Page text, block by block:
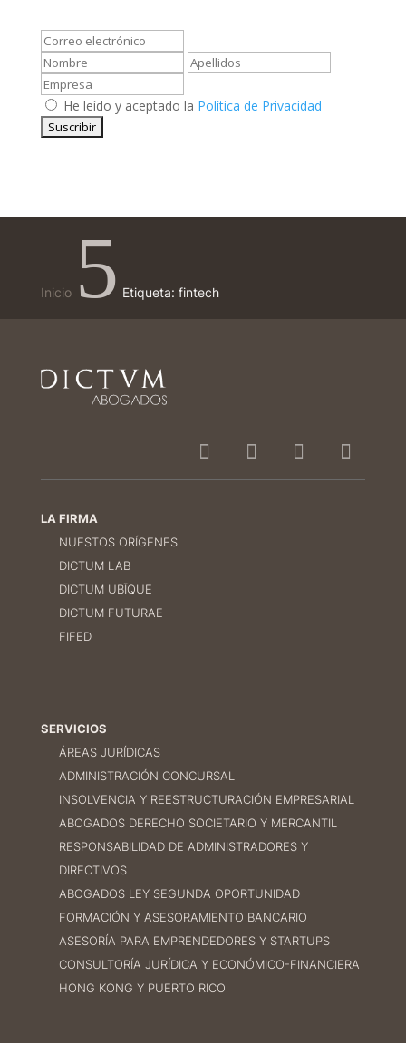
He leído y aceptado la Política de Privacidad
Inicio 5 Etiqueta: fintech
LA FIRMA
NUESTOS ORÍGENES
DICTUM LAB
DICTUM UBĪQUE
DICTUM FUTURAE
FIFED
SERVICIOS
ÁREAS JURÍDICAS
ADMINISTRACIÓN CONCURSAL
INSOLVENCIA Y REESTRUCTURACIÓN EMPRESARIAL
ABOGADOS DERECHO SOCIETARIO Y MERCANTIL
RESPONSABILIDAD DE ADMINISTRADORES Y
DIRECTIVOS
ABOGADOS LEY SEGUNDA OPORTUNIDAD
FORMACIÓN Y ASESORAMIENTO BANCARIO
ASESORÍA PARA EMPRENDEDORES Y STARTUPS
CONSULTORÍA JURÍDICA Y ECONÓMICO-FINANCIERA
HONG KONG Y PUERTO RICO